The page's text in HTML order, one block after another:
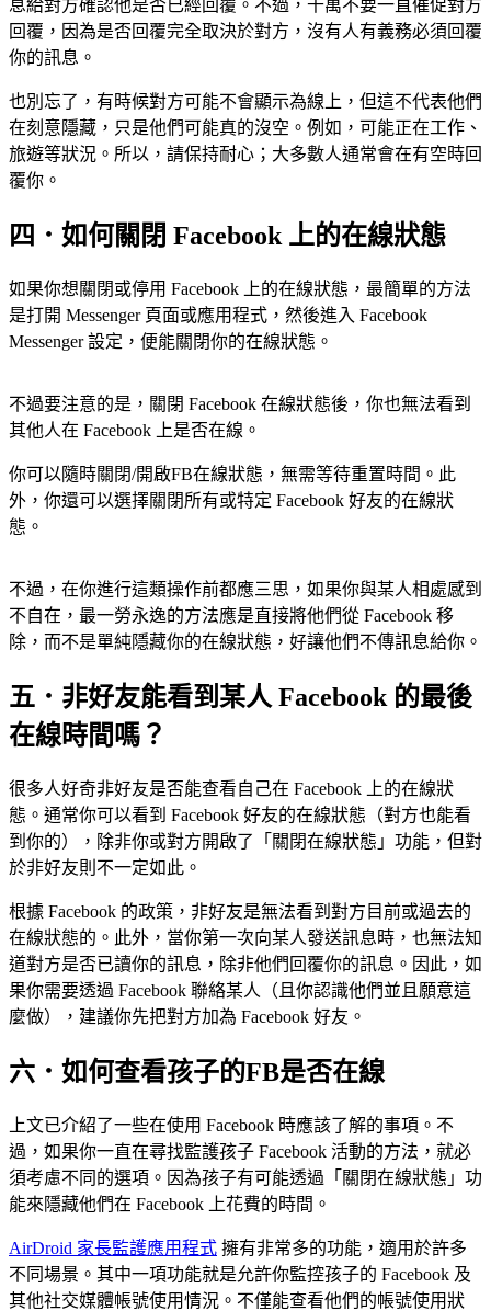
息給對方確認他是否已經回覆。不過，千萬不要一直催促對方
回覆，因為是否回覆完全取決於對方，沒有人有義務必須回覆
你的訊息。
也別忘了，有時候對方可能不會顯示為線上，但這不代表他們
在刻意隱藏，只是他們可能真的沒空。例如，可能正在工作、
旅遊等狀況。所以，請保持耐心；大多數人通常會在有空時回
覆你。
四．如何關閉 Facebook 上的在線狀態
如果你想關閉或停用 Facebook 上的在線狀態，最簡單的方法
是打開 Messenger 頁面或應用程式，然後進入 Facebook
Messenger 設定，便能關閉你的在線狀態。
不過要注意的是，關閉 Facebook 在線狀態後，你也無法看到
其他人在 Facebook 上是否在線。
你可以隨時關閉/開啟FB在線狀態，無需等待重置時間。此
外，你還可以選擇關閉所有或特定 Facebook 好友的在線狀
態。
不過，在你進行這類操作前都應三思，如果你與某人相處感到
不自在，最一勞永逸的方法應是直接將他們從 Facebook 移
除，而不是單純隱藏你的在線狀態，好讓他們不傳訊息給你。
五．非好友能看到某人 Facebook 的最後
在線時間嗎？
很多人好奇非好友是否能查看自己在 Facebook 上的在線狀
態。通常你可以看到 Facebook 好友的在線狀態（對方也能看
到你的），除非你或對方開啟了「關閉在線狀態」功能，但對
於非好友則不一定如此。
根據 Facebook 的政策，非好友是無法看到對方目前或過去的
在線狀態的。此外，當你第一次向某人發送訊息時，也無法知
道對方是否已讀你的訊息，除非他們回覆你的訊息。因此，如
果你需要透過 Facebook 聯絡某人（且你認識他們並且願意這
麼做），建議你先把對方加為 Facebook 好友。
六．如何查看孩子的FB是否在線
上文已介紹了一些在使用 Facebook 時應該了解的事項。不
過，如果你一直在尋找監護孩子 Facebook 活動的方法，就必
須考慮不同的選項。因為孩子有可能透過「關閉在線狀態」功
能來隱藏他們在 Facebook 上花費的時間。
AirDroid 家長監護應用程式 擁有非常多的功能，適用於許多
不同場景。其中一項功能就是允許你監控孩子的 Facebook 及
其他社交媒體帳號使用情況。不僅能查看他們的帳號使用狀